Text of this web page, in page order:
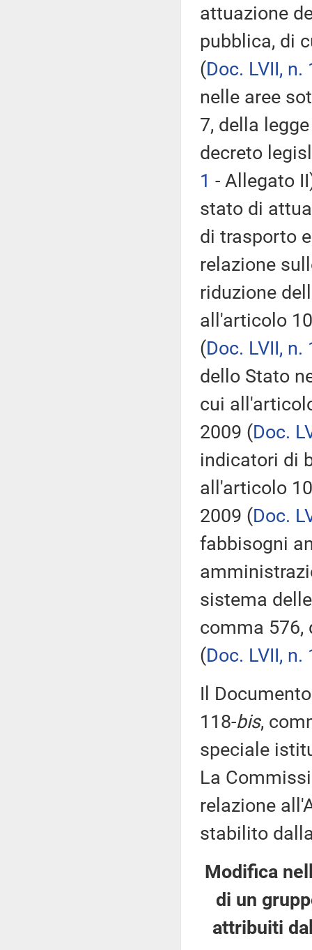
attuazione
pubblica, di
(Doc. LVII, n.
nelle aree
7, della
decreto
1 - Allegato
stato di
di trasporto
relazione
riduzione
all'articolo
(Doc. LVII, n.
dello Stato
cui
2009 (Doc.
indicatori di
all'articolo
2009 (Doc.
fabbisogni
sistema
comma 576,
(Doc. LVII, n.
Il
118-bis,
speciale
La
relazione
stabilito
Modifica
di un
attribuiti